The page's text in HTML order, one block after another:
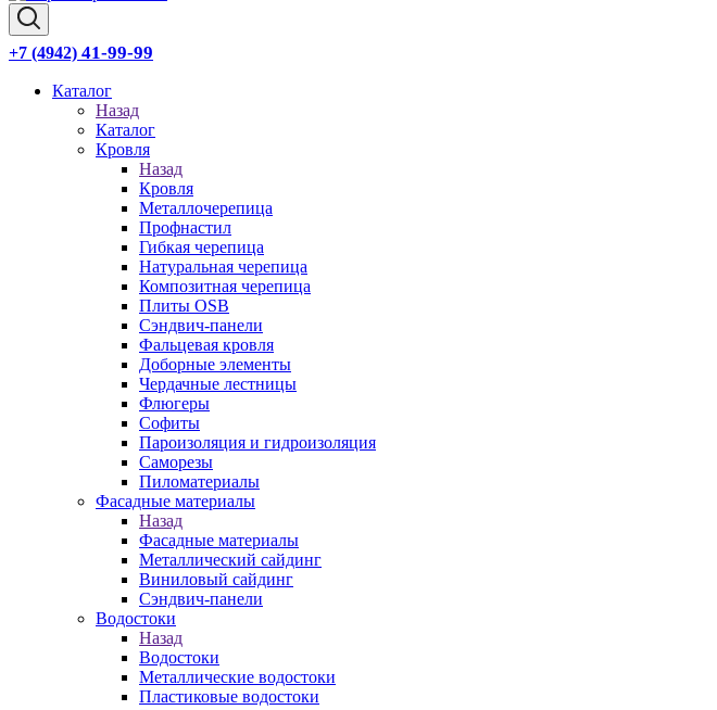
+7 (4942) 41-99-99
Каталог
Назад
Каталог
Кровля
Назад
Кровля
Металлочерепица
Профнастил
Гибкая черепица
Натуральная черепица
Композитная черепица
Плиты OSB
Сэндвич-панели
Фальцевая кровля
Доборные элементы
Чердачные лестницы
Флюгеры
Софиты
Пароизоляция и гидроизоляция
Саморезы
Пиломатериалы
Фасадные материалы
Назад
Фасадные материалы
Металлический сайдинг
Виниловый сайдинг
Сэндвич-панели
Водостоки
Назад
Водостоки
Металлические водостоки
Пластиковые водостоки